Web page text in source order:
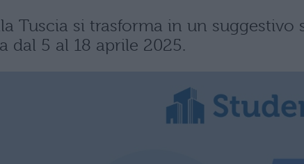
Tuscia si trasforma in un
dal 5 al 18 aprile 2025.